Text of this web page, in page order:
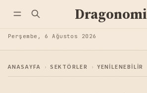
Dragonomi
Perşembe, 6 Ağustos 2026
ANASAYFA › SEKTÖRLER › YENILENEBILIR